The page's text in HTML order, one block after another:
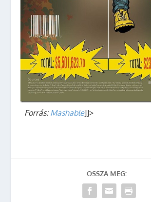
Forrás: Mashable]]>
OSSZA MEG: